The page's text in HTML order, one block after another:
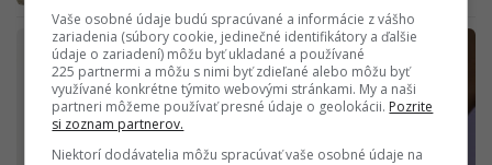
Vaše osobné údaje budú spracúvané a informácie z vášho
zariadenia (súbory cookie, jedinečné identifikátory a ďalšie
údaje o zariadení) môžu byť ukladané a používané
225 partnermi a môžu s nimi byť zdieľané alebo môžu byť
využívané konkrétne týmito webovými stránkami. My a naši
partneri môžeme používať presné údaje o geolokácii. Pozrite
si zoznam partnerov.
Niektorí dodávatelia môžu spracúvať vaše osobné údaje na